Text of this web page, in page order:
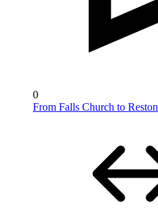
0
From Falls Church to Reston